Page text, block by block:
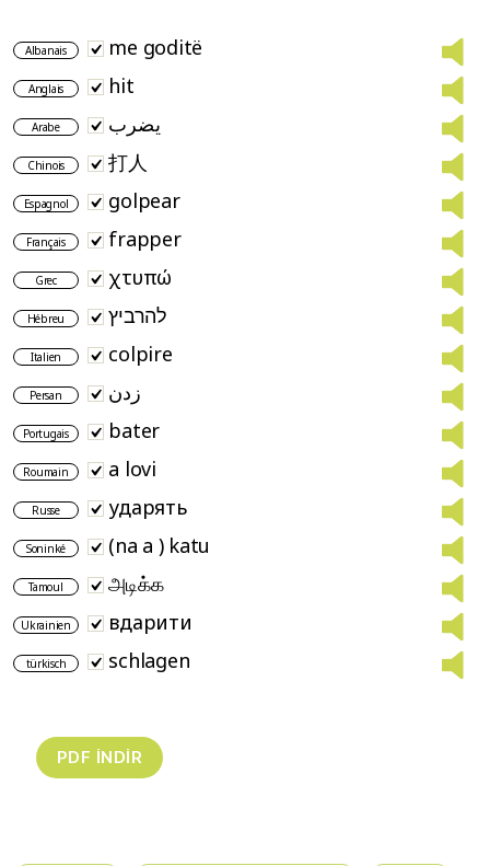
Albanais me goditë
Anglais hit
Arabe يضرب
Chinois 打人
Espagnol golpear
Français frapper
Grec χτυπώ
Hébreu להרביץ
Italien colpire
Persan زدن
Portugais bater
Roumain a lovi
Russe ударять
Soninké (na a ) katu
Tamoul அடிக்க
Ukrainien вдарити
türkisch schlagen